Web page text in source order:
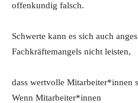
offenkundig falsch.
Schwerte kann es sich auch
Fachkräftemangels nicht leisten,
dass wertvolle Mitarbeiter*innen
Wenn Mitarbeiter*innen